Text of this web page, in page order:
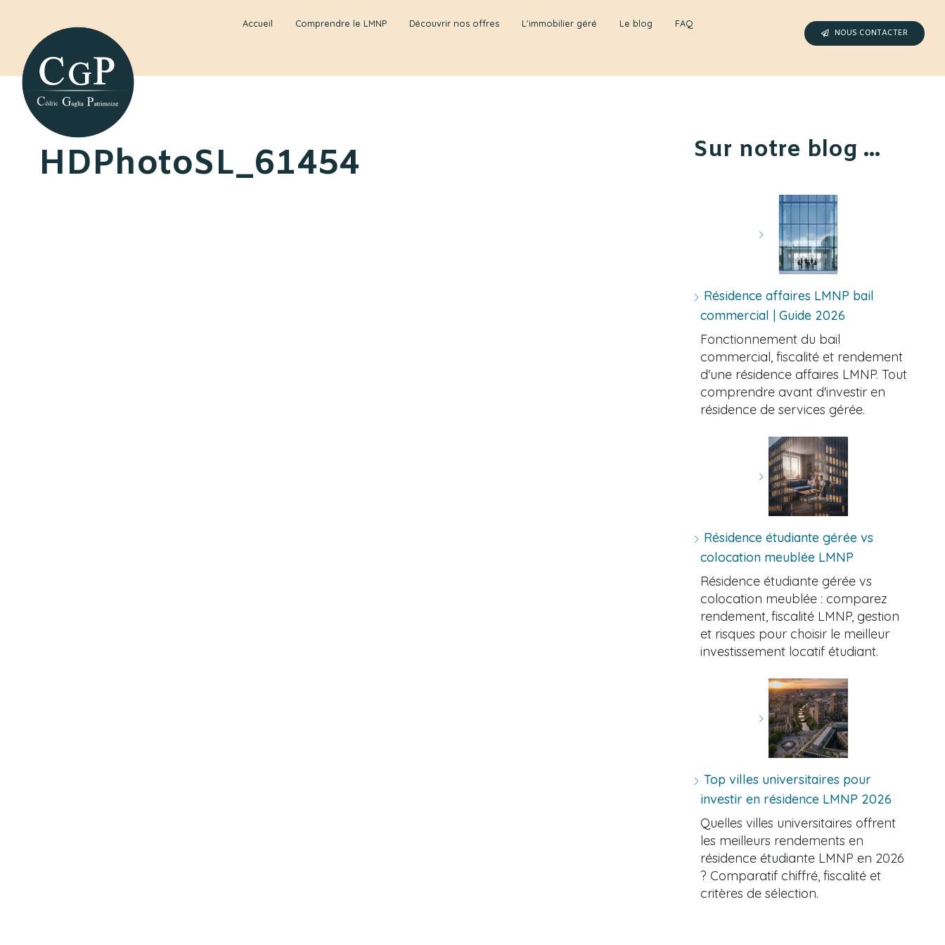
Accueil Comprendre le LMNP Découvrir nos offres L'immobilier géré Le blog FAQ
NOUS CONTACTER
HDPhotoSL_61454 Sur notre blog ...
Résidence affaires LMNP bail
commercial | Guide 2026
Fonctionnement du bail
commercial, fiscalité et rendement
d'une résidence affaires LMNP. Tout
comprendre avant d'investir en
résidence de services gérée.
Résidence étudiante gérée vs
colocation meublée LMNP
Résidence étudiante gérée vs
colocation meublée : comparez
rendement, fiscalité LMNP, gestion
et risques pour choisir le meilleur
investissement locatif étudiant.
Top villes universitaires pour
investir en résidence LMNP 2026
Quelles villes universitaires offrent
les meilleurs rendements en
résidence étudiante LMNP en 2026
? Comparatif chiffré, fiscalité et
critères de sélection.